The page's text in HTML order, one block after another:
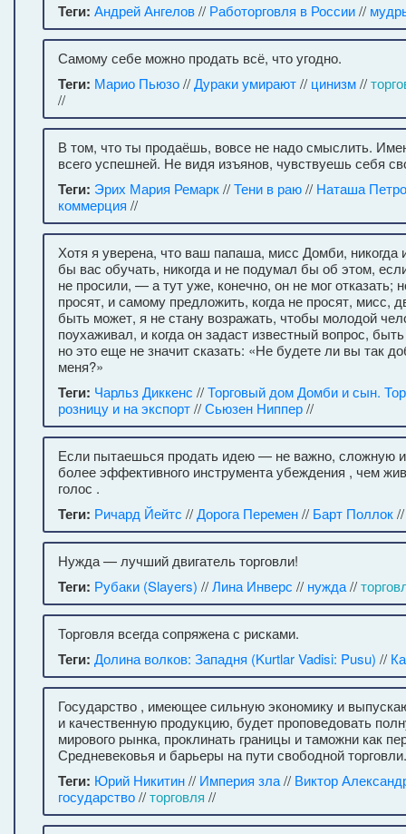
Теги: Андрей Ангелов// Работорговля в России//
Самому себе можно продать всё, что угодно.
Теги: Марио Пьюзо//Дураки умирают// цинизм//
//
В том, что ты продаёшь, вовсе не надо смыслить.
всего успешней. Не видя изъянов, чувствуешь себя
Теги: Эрих Мария Ремарк//Тени в раю// Наташа
коммерция //
Хотя я уверена, что ваш папаша, мисс Домби, никогда
бы вас обучать, никогда и не подумал бы об этом,
не просили, — а тут уже, конечно, он не мог отказать;
просят, и самому предложить, когда не просят, мисс,
быть может, я не стану возражать, чтобы молодой
поухаживал, и когда он задаст известный вопрос,
но это еще не значит сказать: «Не будете ли вы так
меня?»
Теги: Чарльз Диккенс //Торговый дом Домби и сын.
розницу и на экспорт//Сьюзен Ниппер//
Если пытаешься продать идею — не важно, сложную
более эффективного инструмента убеждения , чем
голос .
Теги: Ричард Йейтс //Дорога Перемен// Барт Поллок
Нужда — лучший двигатель торговли!
Теги: Рубаки (Slayers) //Лина Инверс // нужда//
Торговля всегда сопряжена с рисками.
Теги: Долина волков: Западня (Kurtlar Vadisi: Pusu) //
Государство , имеющее сильную экономику и
и качественную продукцию, будет проповедовать
мирового рынка, проклинать границы и таможни как
Средневековья и барьеры на пути свободной торговли.
Теги: Юрий Никитин// Империя зла// Виктор
государство//торговля //